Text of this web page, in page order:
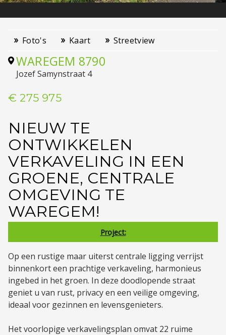
NIEUW TE
ONTWIKKELEN
VERKAVELING IN EEN
GROENE, CENTRALE
OMGEVING TE
WAREGEM!
Project:
WAREGEM 8790
Jozef Samynstraat 4
€ 275 975
Foto's Kaart Streetview
Op een rustige maar uiterst centrale ligging verrijst
binnenkort een prachtige verkaveling, harmonieus
ingebed in het groen. In deze doodlopende straat
geniet u van rust, privacy en een veilige omgeving,
ideaal voor gezinnen en levensgenieters.
Het voorlopige verkavelingsplan omvat 22 ruime